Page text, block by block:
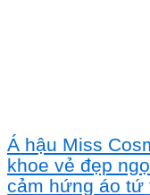
Á hậu Miss
khoe vẻ đẹp
cảm hứng áo tứ